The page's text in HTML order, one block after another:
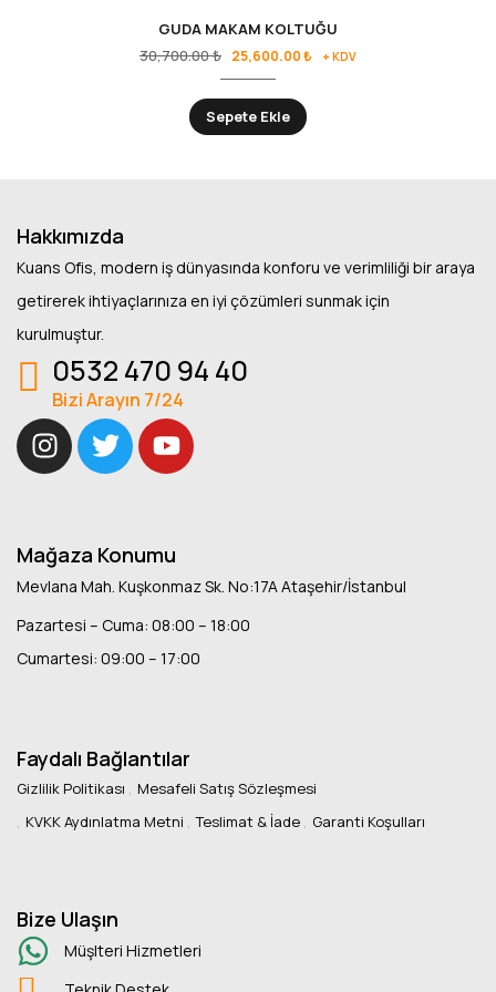
GUDA MAKAM KOLTUĞU
30,700.00₺ 25,600.00₺ + KDV
Sepete Ekle
Hakkımızda
Kuans Ofis, modern iş dünyasında konforu ve verimliliği bir araya
getirerek ihtiyaçlarınıza en iyi çözümleri sunmak için
kurulmuştur.
0532 470 94 40
Bizi Arayın 7/24
Mağaza Konumu
Mevlana Mah. Kuşkonmaz Sk. No:17A Ataşehir/İstanbul
Pazartesi – Cuma: 08:00 – 18:00
Cumartesi: 09:00 – 17:00
Faydalı Bağlantılar
Gizlilik Politikası
Mesafeli Satış Sözleşmesi
KVKK Aydınlatma Metni
Teslimat & İade Garanti Koşulları
Bize Ulaşın
Müşlteri Hizmetleri